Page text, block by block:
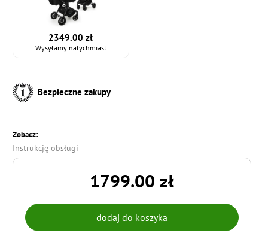
2349.00 zł
Wysyłamy natychmiast
Bezpieczne zakupy
Zobacz:
Instrukcję obsługi
1799.00 zł